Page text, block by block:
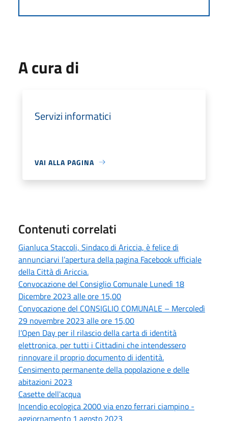
A cura di
Servizi informatici
VAI ALLA PAGINA
Contenuti correlati
Gianluca Staccoli, Sindaco di Ariccia, è felice di
annunciarvi l’apertura della pagina Facebook ufficiale
della Città di Ariccia.
Convocazione del Consiglio Comunale Lunedì 18
Dicembre 2023 alle ore 15,00
Convocazione del CONSIGLIO COMUNALE – Mercoledì
29 novembre 2023 alle ore 15,00
l’Open Day per il rilascio della carta di identità
elettronica, per tutti i Cittadini che intendessero
rinnovare il proprio documento di identità.
Censimento permanente della popolazione e delle
abitazioni 2023
Casette dell'acqua
Incendio ecologica 2000 via enzo ferrari ciampino -
aggiornamento 1 agosto 2023